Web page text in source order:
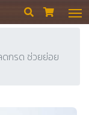
 
ดกรด ช่วยย่อย